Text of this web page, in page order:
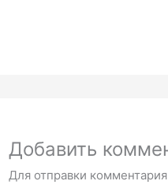
Добавить
Для отправки